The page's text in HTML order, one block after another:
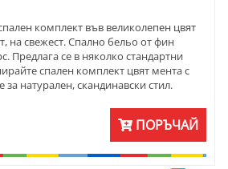
комплект във великолепен цвят
на свежест. Спално бельо от фин
Предлага се в няколко стандартни
спален комплект цвят мента с
натурален, скандинавски стил.
със сиво и черно, за да имате модерен
За романтичен шик - мента се
ПОРЪЧАЙ